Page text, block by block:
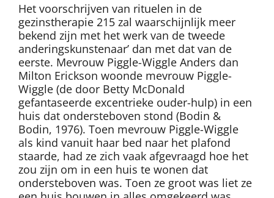
Het voorschrijven van rituelen in de
gezinstherapie 215 zal waarschijnlijk meer
bekend zijn met het werk van de tweede
anderingskunstenaar’ dan met dat van de
eerste. Mevrouw Piggle-Wiggle Anders dan
Milton Erickson woonde mevrouw Piggle-
Wiggle (de door Betty McDonald
gefantaseerde excentrieke ouder-hulp) in een
huis dat ondersteboven stond (Bodin &
Bodin, 1976). Toen mevrouw Piggle-Wiggle
als kind vanuit haar bed naar het plafond
staarde, had ze zich vaak afgevraagd hoe het
zou zijn om in een huis te wonen dat
ondersteboven was. Toen ze groot was liet ze